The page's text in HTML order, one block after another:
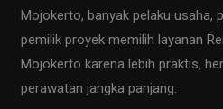
Mojokerto, banyak pelaku usaha,
pemilik proyek memilih layanan
Mojokerto karena lebih praktis,
perawatan jangka panjang.